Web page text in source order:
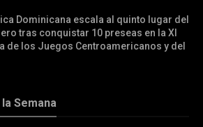
Dominicana escala al quinto lugar del
tras conquistar 10 preseas en la XI
de los Juegos Centroamericanos y del
Semana